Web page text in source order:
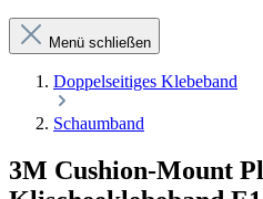
Menü schließen
Doppelseitiges Klebeband
Schaumband
3M Cushion-Mount